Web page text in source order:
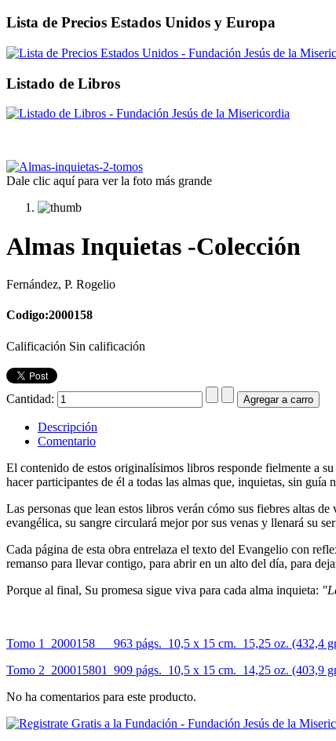
Lista de Precios Estados Unidos y Europa
Listado de Libros
Dale clic aquí para ver la foto más grande
Almas Inquietas -Colección
Fernández, P. Rogelio
Codigo:2000158
Calificación Sin calificación
Cantidad:
Descripción
Comentario
El contenido de estos originalísimos libros responde fielmente a
hacer participantes de él a todas las almas que, inquietas, sin
Las personas que lean estos libros verán cómo sus fiebres altas
evangélica, su sangre circulará mejor por sus venas y llenará su
Cada página de esta obra entrelaza el texto del Evangelio con
remanso para llevar contigo, para abrir en un alto del día, para
Porque al final, Su promesa sigue viva para cada alma inquieta:
Tomo 1 2000158 963 págs. 10,5 x 15 cm. 15,25 oz. (432,4
Tomo 2 200015801 909 págs. 10,5 x 15 cm. 14,25 oz. (403,9
No ha comentarios para este producto.